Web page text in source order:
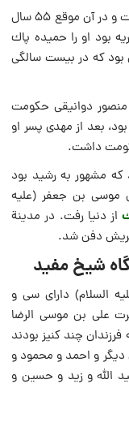
بعضى گفته ‏اند: پنجم رجب سال 183 از دنیا رفت و در آن موقع 55 سال
بود او را حمیده پاك
مدت امامت آن جناب 35 سال بود كه در بیست سالگى
دوانیقى حكومت
بعد از مهدى پسر او
داشت.
مشهور به رشید بود
موسى بن جعفر (علیه
از دنیا رفت. در مدینة
قریش دفن شد.
شیخ مفید
السلام) داراى سى و
على بن موسى الرضا
چند كنیز بودند
و احمد و محمود و
اللَّه و زید و حسین و